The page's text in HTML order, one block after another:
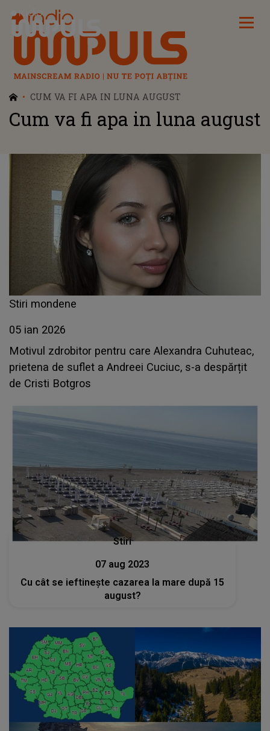
Radio Impuls
CUM VA FI APA IN LUNA AUGUST
Cum va fi apa in luna august
Stiri mondene
05 ian 2026
Motivul zdrobitor pentru care Alexandra Cuhuteac,
prietena de suflet a Andreei Cuciuc, s-a despărțit
de Cristi Botgros
Stiri
07 aug 2023
Cu cât se ieftinește cazarea la mare după 15
august?